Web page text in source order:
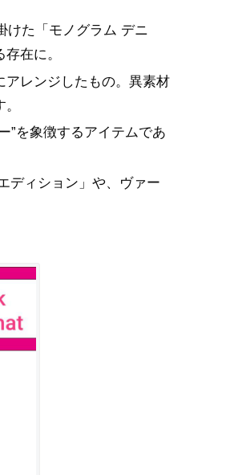
けた「モノグラム デニ
在に。
アレンジしたもの。異素材
”を象徴するアイテムであ
ディション」や、ヴァー